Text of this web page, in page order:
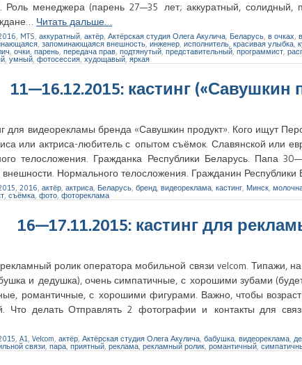
менеджера (парень 27—35 лет; аккуратный, солидный,
Читать дальше…
, MTS, аккуратный, актёр, Актёрская студия Олега Акулича, Беларусь, в очках,
, запоминающаяся внешность, инженер, исполнитель, красивая улыбка,
, очки, парень, передача прав, подтянутый, представительный, программист,
, умный, фотосессия, худощавый, яркая
11—16.12.2015: кастинг («Савушкин
для видеорекламы бренда «Савушкин продукт». Кого ищут
или актриса-любитель с опытом съёмок. Славянской или
телосложения. Гражданка Республики Беларусь. Папа
Нормального телосложения. Гражданин Республики
, 2016, актёр, актриса, Беларусь, бренд, видеореклама, кастинг, Минск,
, съёмка, фото, фотореклама
16—17.11.2015: кастинг для
ролик оператора мобильной связи velcom. Типажи,
и дедушка), очень симпатичные, с хорошими зубами
романтичные, с хорошими фигурами. Важно, чтобы
Что делать Отправлять 2 фотографии и контакты для
, A1, Velcom, актёр, Актёрская студия Олега Акулича, бабушка, видеореклама,
связи, пара, приятный, реклама, рекламный ролик, романтичный,